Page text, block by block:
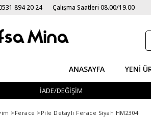
894 20 24 Çalışma Saatleri 08.00/19.00
ANASAYFA YENI
İADE/DEĞİŞİM
> Ferace > Pile Detaylı Ferace Siyah HM2304